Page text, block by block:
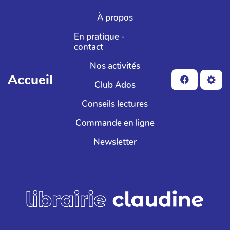
Aller au contenu principal
Accueil
À propos
En pratique -
contact
Nos activités
Club Ados
Conseils lectures
Commande en ligne
Newsletter